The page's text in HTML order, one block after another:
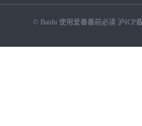
© Baidu 使用爱番番前必读 沪ICP